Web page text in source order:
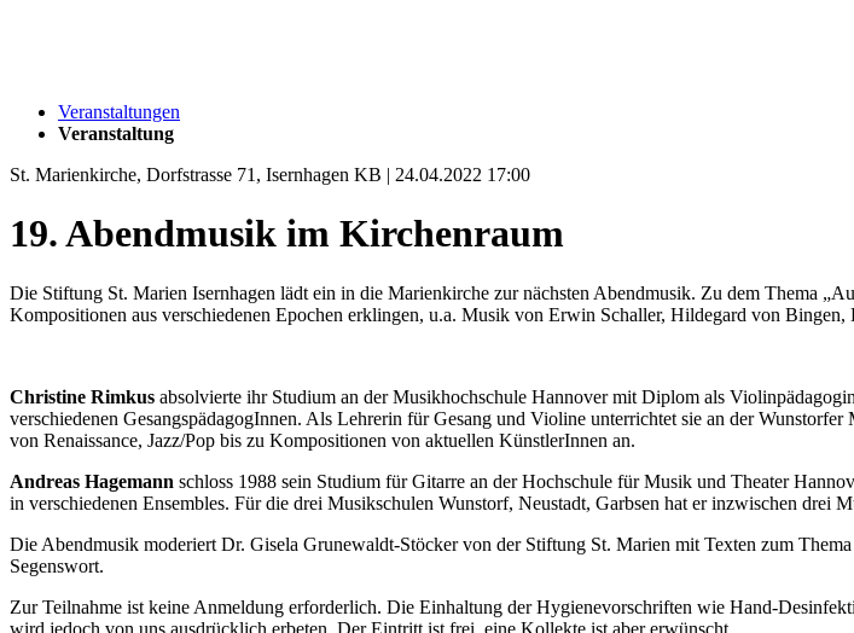
Veranstaltungen
Veranstaltung
St. Marienkirche, Dorfstrasse 71, Isernhagen KB | 24.04.2022 17:00
19. Abendmusik im Kirchenraum
Die Stiftung St. Marien Isernhagen lädt ein in die Marienkirche zur nächsten Abendmusik. Zu dem Thema
Kompositionen aus verschiedenen Epochen erklingen, u.a. Musik von Erwin Schaller, Hildegard von
Christine Rimkus absolvierte ihr Studium an der Musikhochschule Hannover mit Diplom als
verschiedenen GesangspädagogInnen. Als Lehrerin für Gesang und Violine unterrichtet sie an der
von Renaissance, Jazz/Pop bis zu Kompositionen von aktuellen KünstlerInnen an.
Andreas Hagemann schloss 1988 sein Studium für Gitarre an der Hochschule für Musik und Theater
in verschiedenen Ensembles. Für die drei Musikschulen Wunstorf, Neustadt, Garbsen hat er inzwischen drei
Die Abendmusik moderiert Dr. Gisela Grunewaldt-Stöcker von der Stiftung St. Marien mit Texten zum
Segenswort.
Zur Teilnahme ist keine Anmeldung erforderlich. Die Einhaltung der Hygienevorschriften wie Hand-
wird jedoch von uns ausdrücklich erbeten. Der Eintritt ist frei, eine Kollekte ist aber erwünscht.